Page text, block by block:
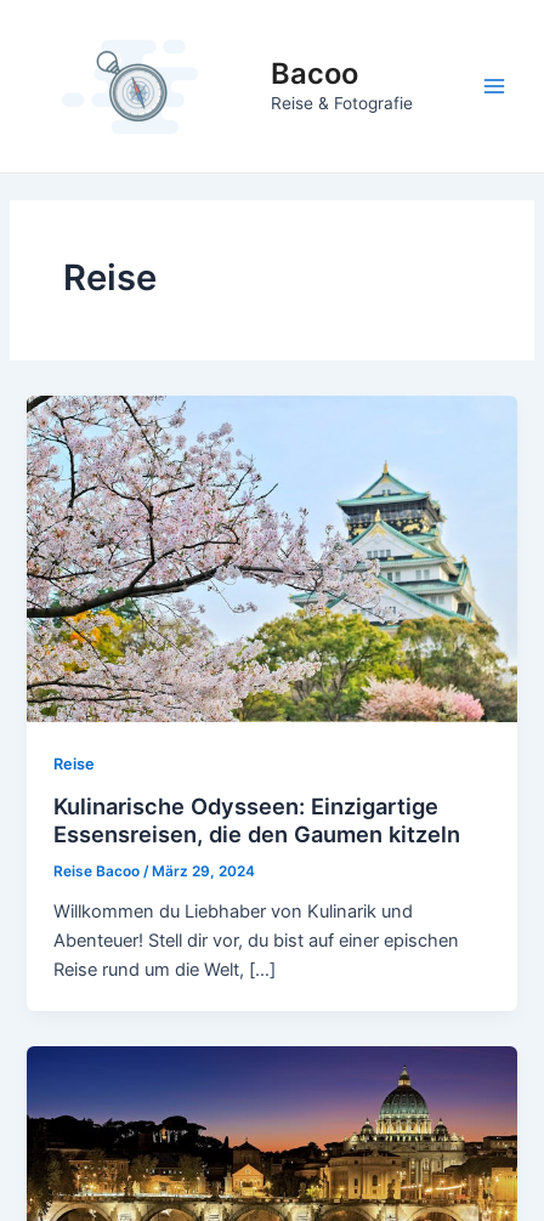
Bacoo
Reise & Fotografie
Reise
Reise
Kulinarische Odysseen: Einzigartige
Essensreisen, die den Gaumen kitzeln
Reise Bacoo/ März 29, 2024
Willkommen du Liebhaber von Kulinarik und
Abenteuer! Stell dir vor, du bist auf einer epischen
Reise rund um die Welt, […]